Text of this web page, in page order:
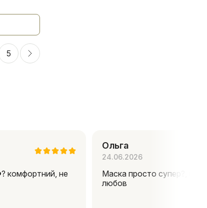
5
комфортний, не
Ольга
24.06.2026
Маска просто супер?, це
любов